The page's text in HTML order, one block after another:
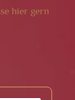
hier gern